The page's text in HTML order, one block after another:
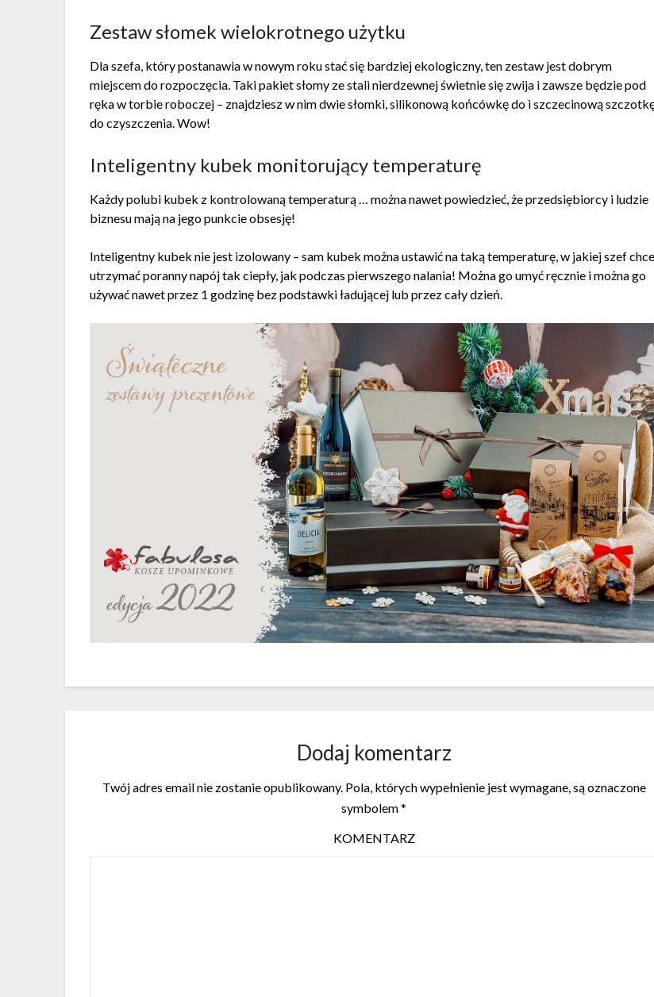
Zestaw słomek wielokrotnego użytku
Dla szefa, który postanawia w nowym roku stać się bardziej ekologiczny, ten zestaw jest dobrym
miejscem do rozpoczęcia. Taki pakiet słomy ze stali nierdzewnej świetnie się zwija i zawsze będzie pod
ręka w torbie roboczej – znajdziesz w nim dwie słomki, silikonową końcówkę do i szczecinową
do czyszczenia. Wow!
Inteligentny kubek monitorujący temperaturę
Każdy polubi kubek z kontrolowaną temperaturą … można nawet powiedzieć, że przedsiębiorcy i ludzie
biznesu mają na jego punkcie obsesję!
Inteligentny kubek nie jest izolowany – sam kubek można ustawić na taką temperaturę, w jakiej szef chce
utrzymać poranny napój tak ciepły, jak podczas pierwszego nalania! Można go umyć ręcznie i można go
używać nawet przez 1 godzinę bez podstawki ładującej lub przez cały dzień.
Dodaj komentarz
Twój adres email nie zostanie opublikowany. Pola, których wypełnienie jest wymagane, są oznaczone
symbolem*
KOMENTARZ